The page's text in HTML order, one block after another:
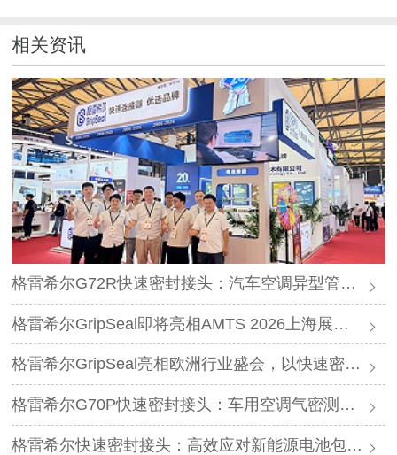
相关资讯
格雷希尔G72R快速密封接头：汽车空调异型管口测试方案
格雷希尔GripSeal即将亮相AMTS 2026上海展，以密封技术赋能汽车制造
格雷希尔GripSeal亮相欧洲行业盛会，以快速密封技术赋能欧洲新能源产业链
格雷希尔G70P快速密封接头：车用空调气密测试的可靠选择
格雷希尔快速密封接头：高效应对新能源电池包防爆阀测试难题